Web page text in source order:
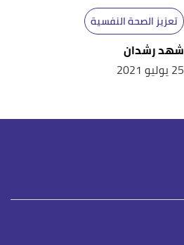
تعزيز الصحة النفسية
شهد رشدان
25 يوليو 2021